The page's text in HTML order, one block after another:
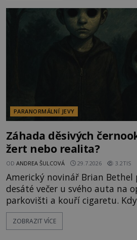
vyhýbají! Už jste o těchto
byste se je navštívit?
PARANORMÁLNÍ JEVY
Záhada děsivých
žert nebo realita?
OD ANDREA ŠULCOVÁ 29.7.2026 3.2TIS
Americký novinář Brian Bethel
desáté večer u svého auta na
parkovišti a kouří cigaretu.
chystá se nastoupit do auta,
mladí chlapci, kterým může
ZOBRAZIT VÍCE